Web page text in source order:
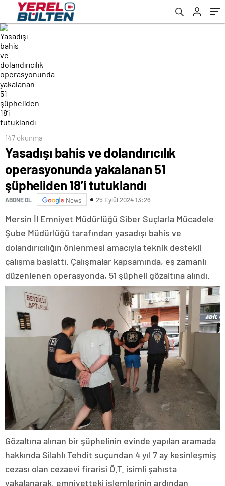
tutuklandı
147 okunma
Yasadışı bahis ve dolandırıcılık
operasyonunda yakalanan 51
şüpheliden 18’i tutuklandı
ABONE OL News 25 Eylül 2024 13:26
Mersin İl Emniyet Müdürlüğü Siber Suçlarla Mücadele
Şube Müdürlüğü tarafından yasadışı bahis ve
dolandırıcılığın önlenmesi amacıyla teknik destekli
çalışma başlattı. Çalışmalar kapsamında, eş zamanlı
düzenlenen operasyonda, 51 şüpheli gözaltına alındı.
Gözaltına alınan bir şüphelinin evinde yapılan aramada
hakkında Silahlı Tehdit suçundan 4 yıl 7 ay kesinleşmiş
cezası olan cezaevi firarisi Ö.T. isimli şahısta
yakalanarak, emniyetteki işlemlerinin ardından